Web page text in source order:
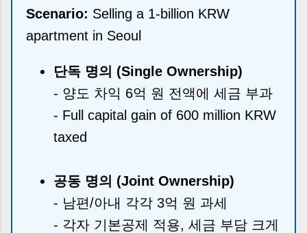
Scenario: Selling a 1-billion KRW
apartment in Seoul
단독 명의 (Single Ownership)
- 양도 차익 6억 원 전액에 세금 부과
- Full capital gain of 600 million KRW
taxed
공동 명의 (Joint Ownership)
- 남편/아내 각각 3억 원 과세
- 각자 기본공제 적용, 세금 부담 크게